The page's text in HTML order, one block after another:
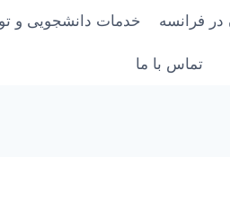
خدمات دانشجویی و در فرانسه
تماس با ما